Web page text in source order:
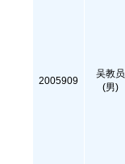
2005909
吴教员
(男)